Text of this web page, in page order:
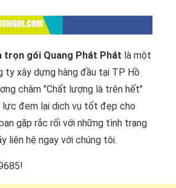
trọn gói Quang Phát Phát là một
ty xây dựng hàng đầu tại TP Hồ
châm "Chất lượng là trên hết"
lực đem lại dịch vụ tốt đẹp cho
gặp rắc rối với những tình trạng
liên hệ ngay với chúng tôi.